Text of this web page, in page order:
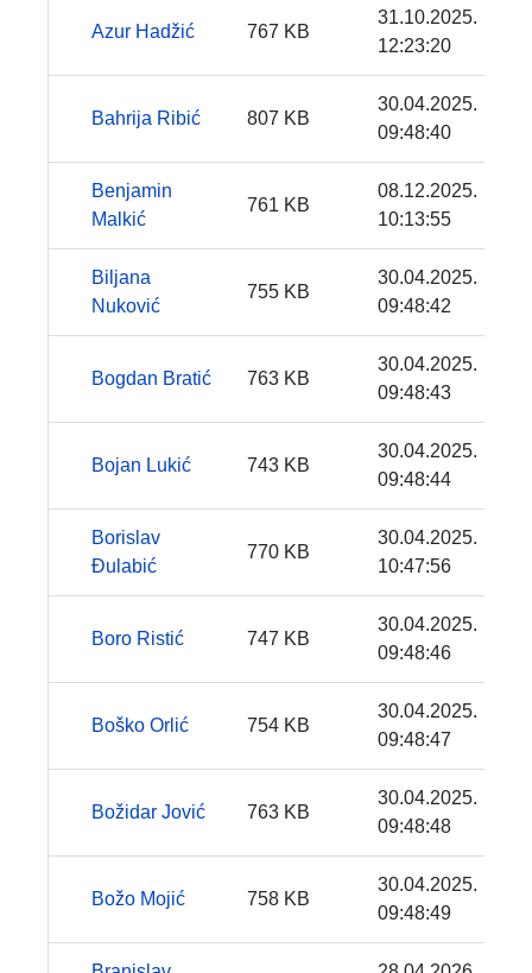
Azur Hadžić 767 KB
31.10.2025.
12:23:20
Bahrija Ribić 807 KB
30.04.2025.
09:48:40
Benjamin
Malkić
761 KB
08.12.2025.
10:13:55
Biljana
Nuković
755 KB
30.04.2025.
09:48:42
Bogdan Bratić 763 KB
30.04.2025.
09:48:43
Bojan Lukić 743 KB
30.04.2025.
09:48:44
Borislav
Đulabić
770 KB
30.04.2025.
10:47:56
Boro Ristić 747 KB
30.04.2025.
09:48:46
Boško Orlić 754 KB
30.04.2025.
09:48:47
Božidar Jović 763 KB
30.04.2025.
09:48:48
Božo Mojić 758 KB
30.04.2025.
09:48:49